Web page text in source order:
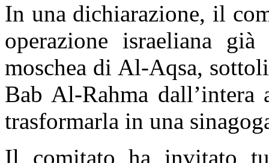
In una dichiarazione, il
operazione israeliana
moschea di Al-Aqsa,
Bab Al-Rahma
trasformarla in una
Il comitato ha invitato